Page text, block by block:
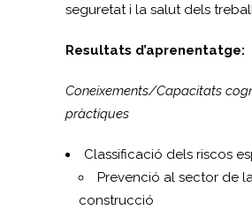
seguretat i la salut dels
Resultats d’aprenentatge:
Coneixements/Capacitats
pràctiques
Classificació dels riscos
Prevenció al sector de
construcció